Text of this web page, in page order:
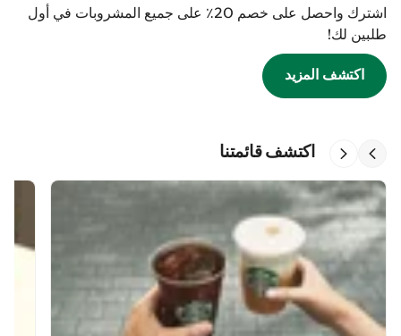
اشترك واحصل على خصم 20٪ على جميع المشروبات في أول
طلبين لك!
اكتشف المزيد
اكتشف قائمتنا